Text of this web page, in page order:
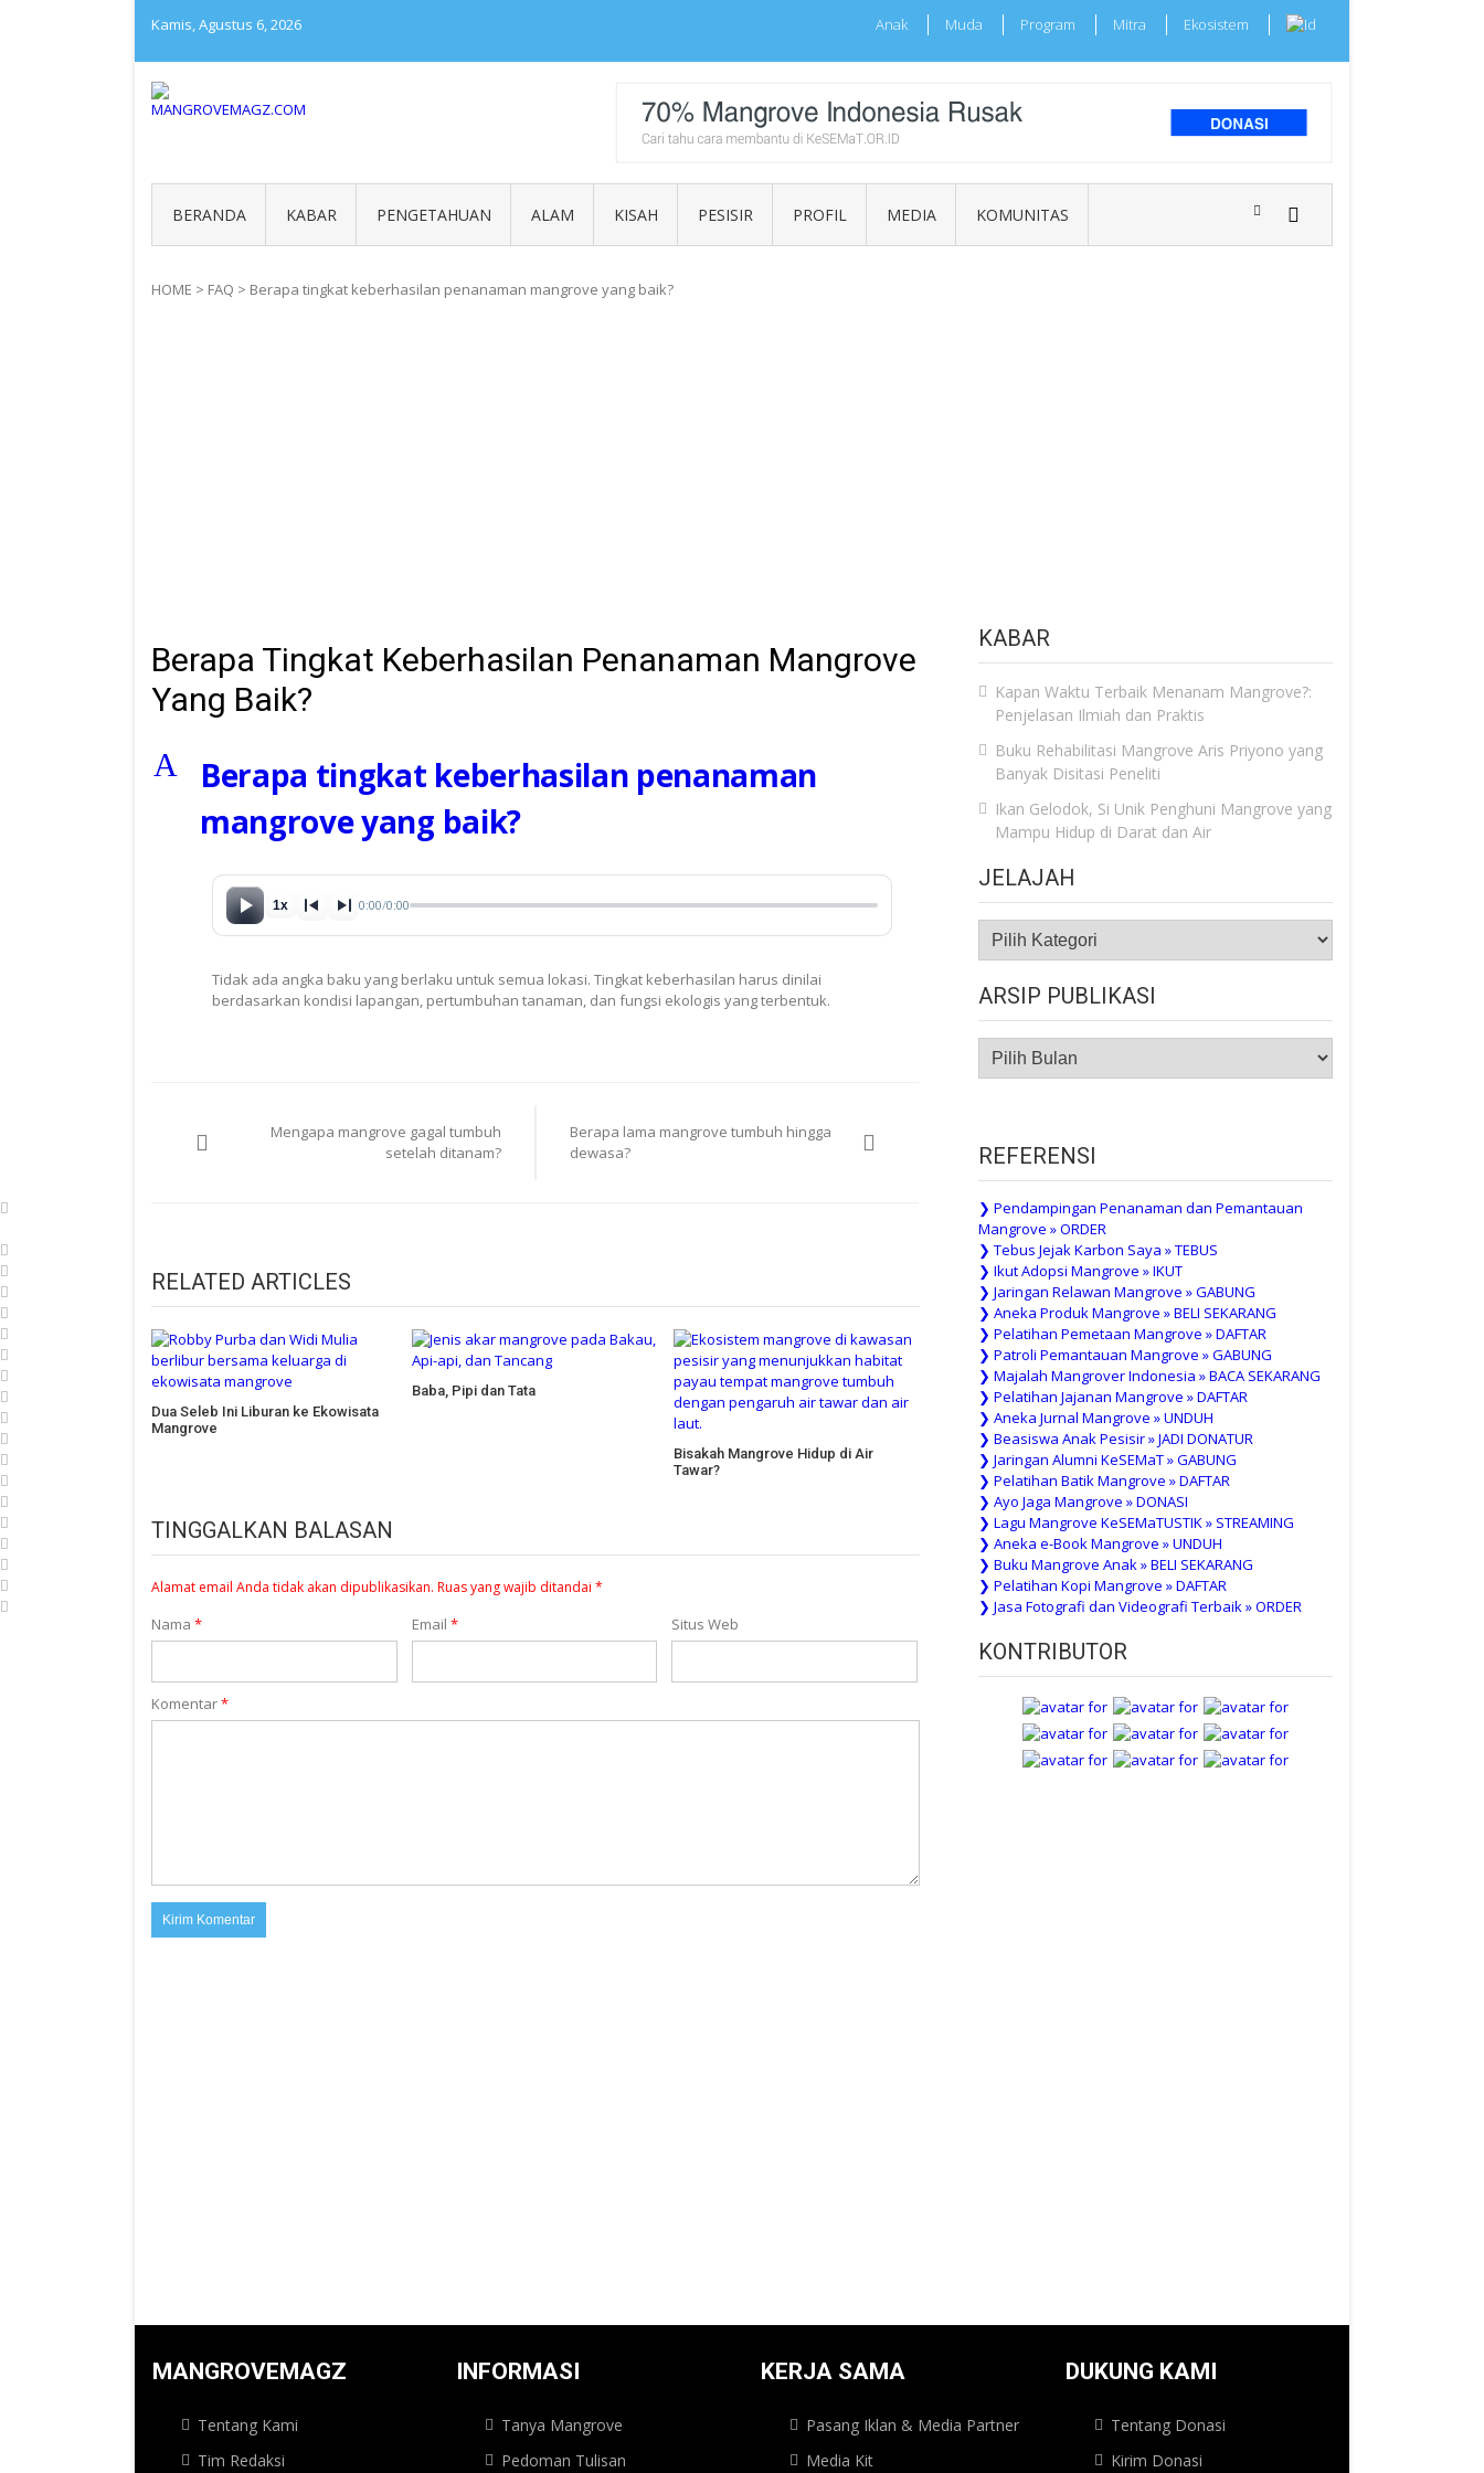
Kamis, Agustus 6, 2026 Anak Muda Program Mitra Ekosistem
BERANDA KABAR PENGETAHUAN ALAM KISAH PESISIR PROFIL MEDIA KOMUNITAS
HOME > FAQ > Berapa tingkat keberhasilan penanaman mangrove yang baik?
Berapa Tingkat Keberhasilan Penanaman Mangrove
Yang Baik?
A
Berapa tingkat keberhasilan penanaman
mangrove yang baik?
1x 0:00/0:00
Tidak ada angka baku yang berlaku untuk semua lokasi. Tingkat keberhasilan harus dinilai
berdasarkan kondisi lapangan, pertumbuhan tanaman, dan fungsi ekologis yang terbentuk.
pos
Mengapa mangrove gagal tumbuh
setelah ditanam?
Berapa lama mangrove tumbuh hingga
dewasa?
RELATED ARTICLES
Dua Seleb Ini Liburan ke Ekowisata
Mangrove
Baba, Pipi dan Tata
Bisakah Mangrove Hidup di Air
Tawar?
TINGGALKAN BALASAN
Alamat email Anda tidak akan dipublikasikan. Ruas yang wajib ditandai *
Nama * Email * Situs Web
Komentar*
KABAR
Kapan Waktu Terbaik Menanam Mangrove?:
Penjelasan Ilmiah dan Praktis
Buku Rehabilitasi Mangrove Aris Priyono yang
Banyak Disitasi Peneliti
Ikan Gelodok, Si Unik Penghuni Mangrove yang
Mampu Hidup di Darat dan Air
JELAJAH
JELAJAH
ARSIP PUBLIKASI
PUBLIKASI
REFERENSI
❯ Pendampingan Penanaman dan Pemantauan
Mangrove » ORDER
❯ Tebus Jejak Karbon Saya » TEBUS
❯ Ikut Adopsi Mangrove » IKUT
❯ Jaringan Relawan Mangrove » GABUNG
❯ Aneka Produk Mangrove » BELI SEKARANG
❯ Pelatihan Pemetaan Mangrove » DAFTAR
❯ Patroli Pemantauan Mangrove » GABUNG
❯ Majalah Mangrover Indonesia » BACA SEKARANG
❯ Pelatihan Jajanan Mangrove » DAFTAR
❯ Aneka Jurnal Mangrove » UNDUH
❯ Beasiswa Anak Pesisir » JADI DONATUR
❯ Jaringan Alumni KeSEMaT » GABUNG
❯ Pelatihan Batik Mangrove » DAFTAR
❯ Ayo Jaga Mangrove » DONASI
❯ Lagu Mangrove KeSEMaTUSTIK » STREAMING
❯ Aneka e-Book Mangrove » UNDUH
❯ Buku Mangrove Anak » BELI SEKARANG
❯ Pelatihan Kopi Mangrove » DAFTAR
❯ Jasa Fotografi dan Videografi Terbaik » ORDER
KONTRIBUTOR
MANGROVEMAGZ
Tentang Kami
Tim Redaksi
INFORMASI
Tanya Mangrove
Pedoman Tulisan
KERJA SAMA
Pasang Iklan & Media Partner
Media Kit
DUKUNG KAMI
Tentang Donasi
Kirim Donasi